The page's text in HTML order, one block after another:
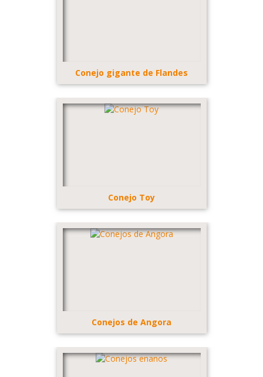
Conejo gigante de Flandes
Conejo Toy
Conejos de Angora